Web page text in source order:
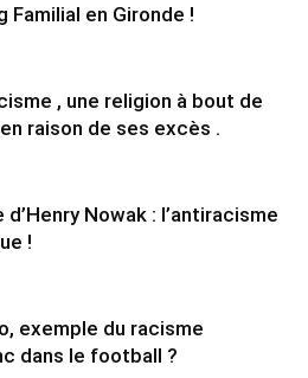
Familial en Gironde !
, une religion à bout de
raison de ses excès .
d’Henry Nowak : l’antiracisme
!
exemple du racisme
dans le football ?